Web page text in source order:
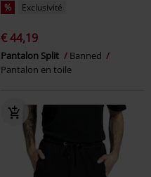
% Exclusivité
€ 44,19
Pantalon Split
Banned
Pantalon en toile